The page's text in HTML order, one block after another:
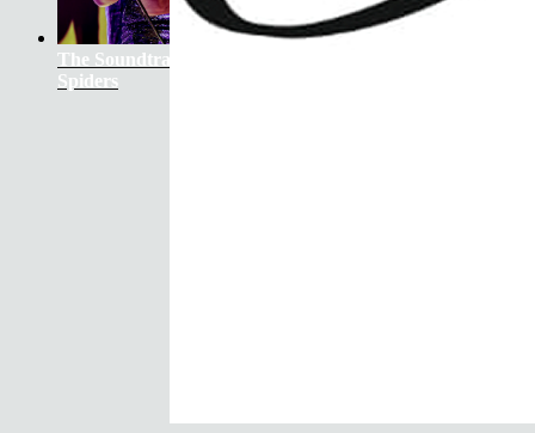
The Soundtrack Of Our Lives +
Spiders